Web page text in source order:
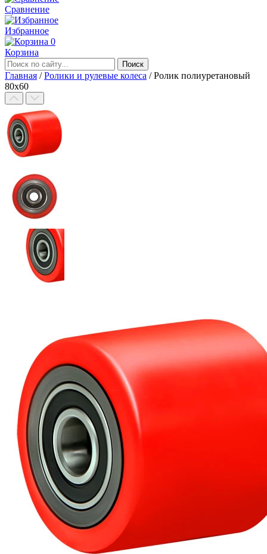
Сравнение
Избранное
0
Корзина
Главная /Ролики и рулевые колеса /Ролик полиуретановый
80х60